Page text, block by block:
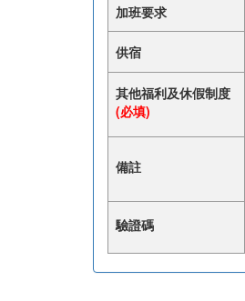
加班要求
供宿
其他福利及休假制度
(必填)
備註
驗證碼